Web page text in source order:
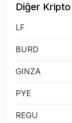
Diğer
LF
BURD
GINZA
PYE
REGU